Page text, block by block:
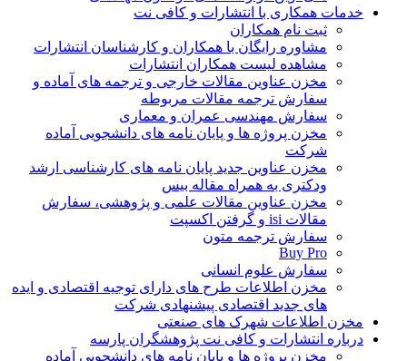
خدمات همکاری با انتشارات و کافی نت
ثبت نام همکاران
مشاوره رایگان با همکاران و کارشناسان انتشارات
مشاهده لیست همکاران انتشارات
مخزن عناوین مقالات خارجی و ترجمه های آماده و
سفارش ترجمه مقالات مربوطه
سفارش مهندسی عمران و معماری
مخزن پروژه ها و پایان نامه های دانشجویی آماده
شرکت
مخزن عناوین جدید پایان نامه های کارشناسی ارشد
ودکتری به همراه مقاله بیس
مخزن عناوین مقالات علمی و پژوهشی، سفارش
مقالات isi و گرفتن اکسپت
سفارش ترجمه متون
Buy Pro
سفارش علوم انسانی
مخزن اطلاعات طرح های دارای توجیه اقتصادی و ایده
های جدید اقتصادی پیشنهادی شرکت
مخزن اطلاعات شهرک های صنعتی
درباره انتشارات و کافی نت پژوهشگران پارسه
مخزن پروژه ها و پایان نامه های دانشجویی آماده